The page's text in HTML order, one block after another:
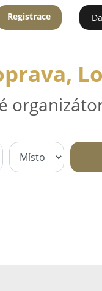
Registrace